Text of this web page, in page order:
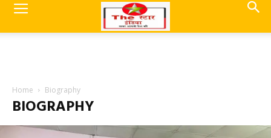
Home Biography
BIOGRAPHY